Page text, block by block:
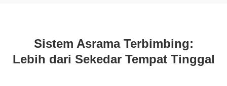
Sistem Asrama Terbimbing:
Lebih dari Sekedar Tempat Tinggal